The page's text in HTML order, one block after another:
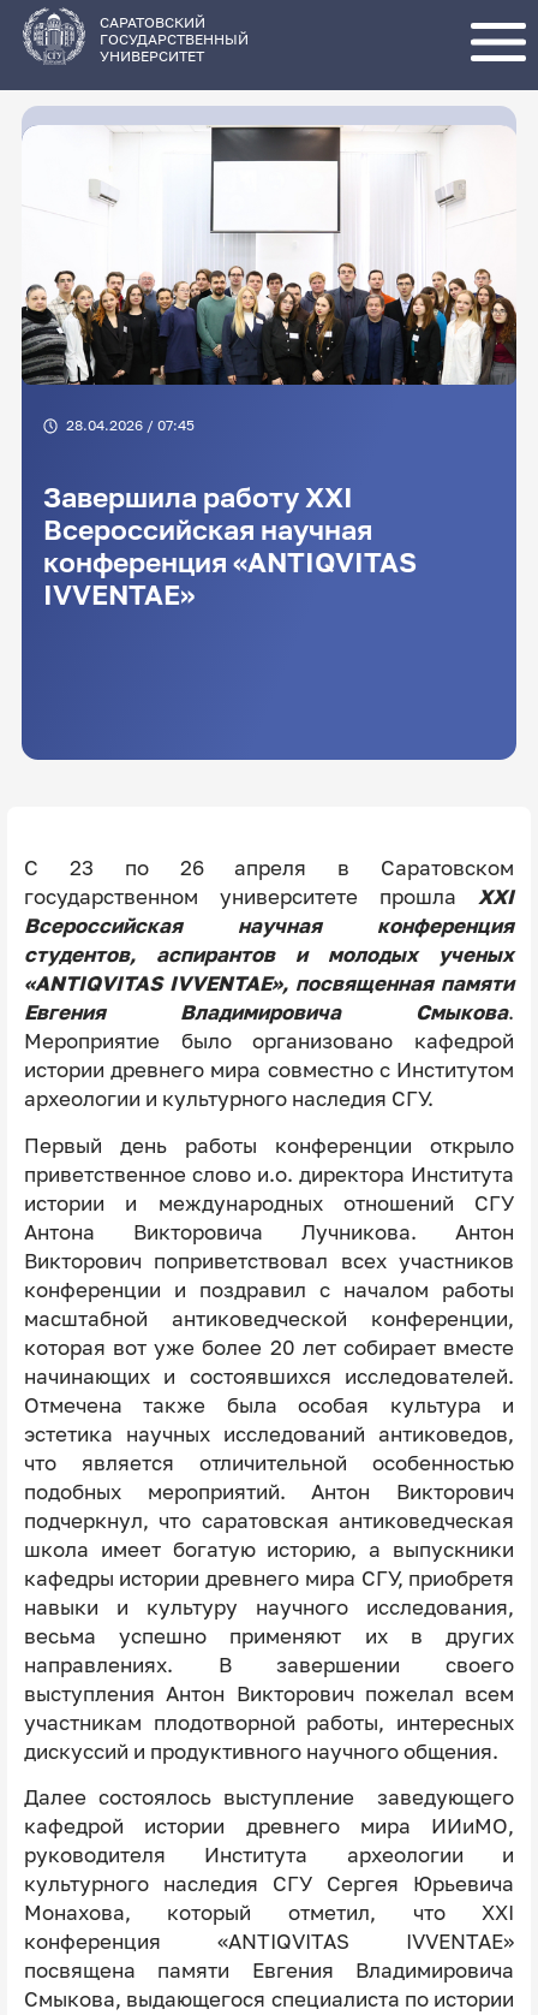
основному
содержанию
САРАТОВСКИЙ
ГОСУДАРСТВЕННЫЙ
УНИВЕРСИТЕТ
28.04.2026 / 07:45
Завершила работу XXI
Всероссийская научная
конференция «ANTIQVITAS
IVVENTAE»
С 23 по 26 апреля в Саратовском
государственном университете прошла XXI
Всероссийская научная конференция
студентов, аспирантов и молодых ученых
«ANTIQVITAS IVVENTAE», посвященная памяти
Евгения Владимировича Смыкова.
Мероприятие было организовано кафедрой
истории древнего мира совместно с Институтом
археологии и культурного наследия СГУ.
Первый день работы конференции открыло
приветственное слово и.о. директора Института
истории и международных отношений СГУ
Антона Викторовича Лучникова. Антон
Викторович поприветствовал всех участников
конференции и поздравил с началом работы
масштабной антиковедческой конференции,
которая вот уже более 20 лет собирает вместе
начинающих и состоявшихся исследователей.
Отмечена также была особая культура и
эстетика научных исследований антиковедов,
что является отличительной особенностью
подобных мероприятий. Антон Викторович
подчеркнул, что саратовская антиковедческая
школа имеет богатую историю, а выпускники
кафедры истории древнего мира СГУ, приобретя
навыки и культуру научного исследования,
весьма успешно применяют их в других
направлениях. В завершении своего
выступления Антон Викторович пожелал всем
участникам плодотворной работы, интересных
дискуссий и продуктивного научного общения.
Далее состоялось выступление заведующего
кафедрой истории древнего мира ИИиМО,
руководителя Института археологии и
культурного наследия СГУ Сергея Юрьевича
Монахова, который отметил, что XXI
конференция «ANTIQVITAS IVVENTAE»
посвящена памяти Евгения Владимировича
Смыкова, выдающегося специалиста по истории